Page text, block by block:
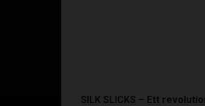
SILK SLICKS – Ett